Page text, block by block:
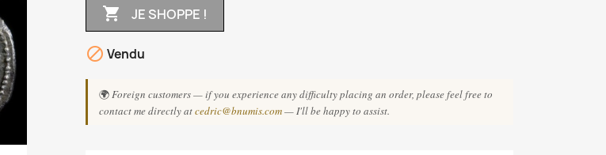
 JE SHOPPE !
 Vendu
🌍Foreign customers — if you experience any difficulty placing an order, please feel free to
contact me directly atcedric@bnumis.com— I'll be happy to assist.